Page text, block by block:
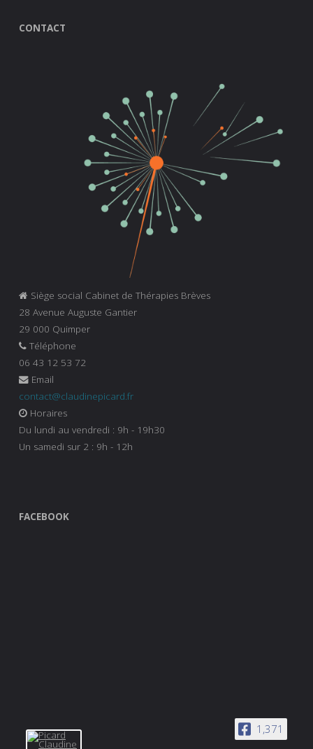
CONTACT
Siège social Cabinet de Thérapies Brèves
28 Avenue Auguste Gantier
29 000 Quimper
Téléphone
06 43 12 53 72
Email
contact@claudinepicard.fr
Horaires
Du lundi au vendredi : 9h - 19h30
Un samedi sur 2 : 9h - 12h
FACEBOOK
1,371